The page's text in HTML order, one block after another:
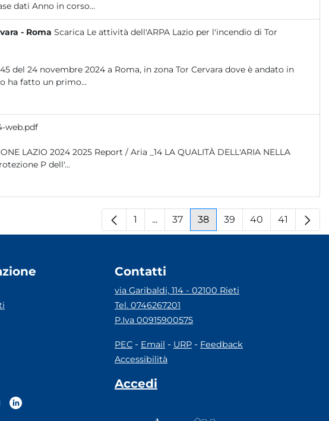
dati Anno in corso...
- Roma Scarica Le attività dell'ARPA Lazio per l'incendio di Tor
del 24 novembre 2024 a Roma, in zona Tor Cervara dove è andato in
ha fatto un primo...
web.pdf
REGIONE LAZIO Dati 2024 Sistema Nazionale per la rotezione P dell'...
Pagina
1 ...Pagine intermedie
Pagina
37 Pagina
38 Pagina
39 Pagina
40 Pagina
41
Contatti
via Garibaldi, 114 - 02100 Rieti
Tel. 0746267201
P.Iva 00915900575
PEC - Email - URP - Feedback
Accessibilità
Accedi